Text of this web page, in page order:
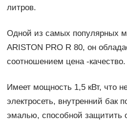
литров.
Одной из самых популярных
ARISTON PRO R 80, он
соотношением цена -качество.
Имеет мощность 1,5 кВт, что
электросеть, внутренний бак
эмалью, способной защитить